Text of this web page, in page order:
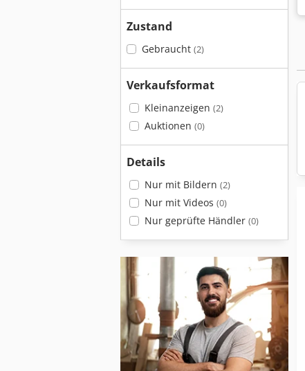
Zustand
Gebraucht (2)
Verkaufsformat
Kleinanzeigen (2)
Auktionen (0)
Details
Nur mit Bildern (2)
Nur mit Videos (0)
Nur geprüfte Händler (0)